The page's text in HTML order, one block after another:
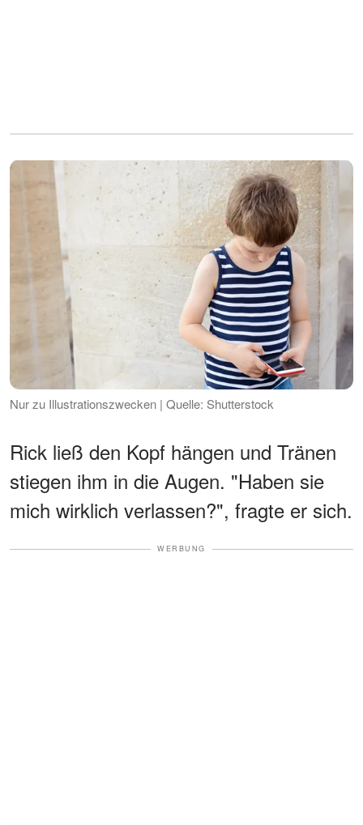
Nur zu Illustrationszwecken | Quelle: Shutterstock
Rick ließ den Kopf hängen und Tränen
stiegen ihm in die Augen. "Haben sie
mich wirklich verlassen?", fragte er sich.
WERBUNG